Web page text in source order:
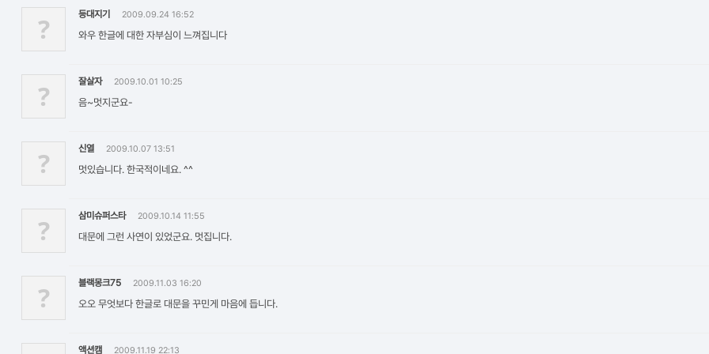
? 등대지기 2009.09.24 16:52
와우 한글에 대한 자부심이 느껴집니다
? 잘살자 2009.10.01 10:25
음~멋지군요-
? 신열 2009.10.07 13:51
멋있습니다. 한국적이네요. ^^
? 삼미슈퍼스타 2009.10.14 11:55
대문에 그런 사연이 있었군요. 멋집니다.
? 블랙몽크75 2009.11.03 16:20
오오 무엇보다 한글로 대문을 꾸민게 마음에 듭니다.
액션캠 2009.11.19 22:13